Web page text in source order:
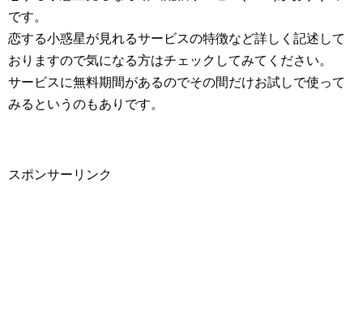
です。
恋する小惑星が見れるサービスの特徴など詳しく記述して
おりますので気になる方はチェックしてみてください。
サービスに無料期間があるのでその間だけお試しで使って
みるというのもありです。
スポンサーリンク